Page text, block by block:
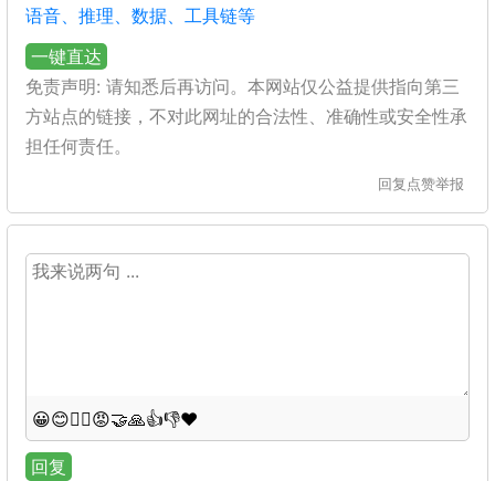
语音、推理、数据、工具链等
一键直达
免责声明: 请知悉后再访问。本网站仅公益提供指向第三
方站点的链接，不对此网址的合法性、准确性或安全性承
担任何责任。
回复 点赞举报
😀😊😵‍💫😡🤝🙏👍👎❤️
回复